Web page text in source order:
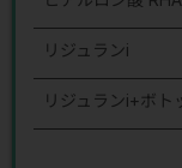
リジュランi
リジュランi+ボト